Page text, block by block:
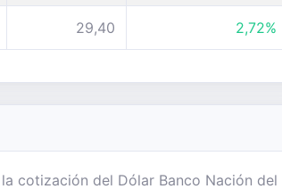
29,40 2,72%
cotización del Dólar Banco Nación del